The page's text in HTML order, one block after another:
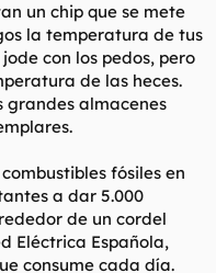
un chip que se mete
la temperatura de tus
con los pedos, pero
de las heces.
grandes almacenes
fósiles en
a dar 5.000
de un cordel
Eléctrica Española,
consume cada día.